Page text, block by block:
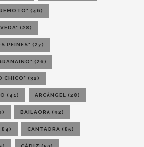
(46)
(28)
PEINES" (27)
(26)
CHICO" (32)
(41) ARCÁNGEL (28)
BAILAORA (92)
CANTAORA (85)
CÁDIZ (50)